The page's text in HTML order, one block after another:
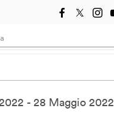
Searching...
28 Maggio 2022